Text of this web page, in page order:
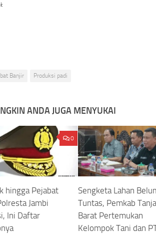
Banjir Produksi padi
ANDA JUGA MENYUKAI
0
hingga Pejabat
Jambi
Ini Daftar
Sengketa Lahan
Tuntas, Pemkab
Barat Pertemukan
Kelompok Tani dan